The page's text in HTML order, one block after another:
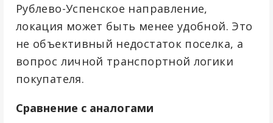
Рублево-Успенское направление,
локация может быть менее удобной. Это
не объективный недостаток поселка, а
вопрос личной транспортной логики
покупателя.
Сравнение с аналогами